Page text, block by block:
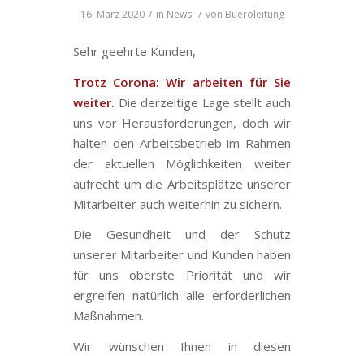
16. März 2020 / in News / von Bueroleitung
Sehr geehrte Kunden,
Trotz Corona: Wir arbeiten für Sie
weiter. Die derzeitige Lage stellt auch
uns vor Herausforderungen, doch wir
halten den Arbeitsbetrieb im Rahmen
der aktuellen Möglichkeiten weiter
aufrecht um die Arbeitsplätze unserer
Mitarbeiter auch weiterhin zu sichern.
Die Gesundheit und der Schutz
unserer Mitarbeiter und Kunden haben
für uns oberste Priorität und wir
ergreifen natürlich alle erforderlichen
Maßnahmen.
Wir wünschen Ihnen in diesen